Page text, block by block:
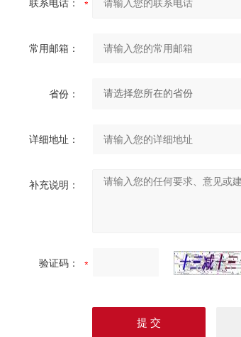
联系电话：
常用邮箱：
省份：
详细地址：
补充说明：
验证码：